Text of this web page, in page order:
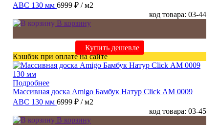
ABC 130 мм 6999 ₽ / м2
код товара: 03-44
В корзину
Купить дешевле
Кэшбэк при оплате на сайте
Подробнее
Массивная доска Amigo Бамбук Натур Click АМ 0009
ABC 130 мм 6999 ₽ / м2
код товара: 03-45
В корзину